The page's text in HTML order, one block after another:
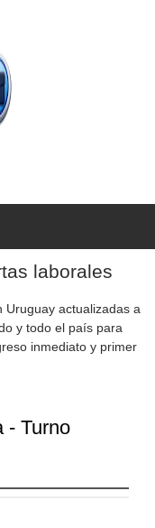
laborales
Uruguay actualizadas a
y todo el país para
inmediato y primer
- Turno